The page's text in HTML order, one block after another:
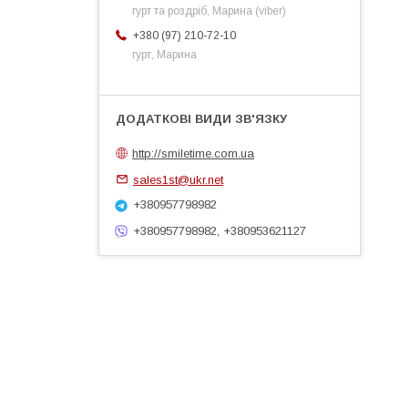
гурт та роздріб, Марина (viber)
+380 (97) 210-72-10
гурт, Марина
http://smiletime.com.ua
sales1st@ukr.net
+380957798982
+380957798982, +380953621127